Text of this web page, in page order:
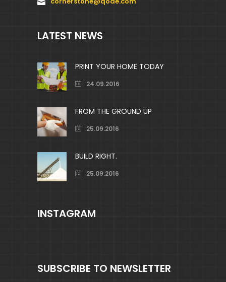
LATEST NEWS
PRINT YOUR HOME TODAY
24.09.2016
FROM THE GROUND UP
25.09.2016
BUILD RIGHT.
25.09.2016
INSTAGRAM
SUBSCRIBE TO NEWSLETTER